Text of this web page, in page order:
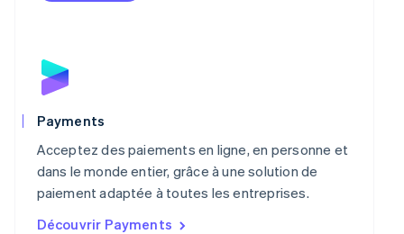
Payments
Acceptez des paiements en ligne, en personne et
dans le monde entier, grâce à une solution de
paiement adaptée à toutes les entreprises.
Découvrir Payments
English
English
NederlandsEnglish
Pologne
English
PortuguêsEnglish